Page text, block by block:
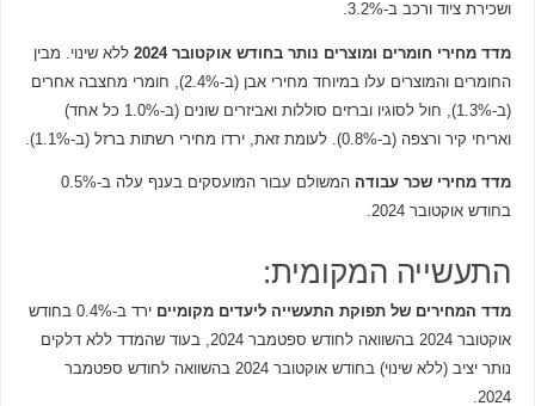
ושכירת ציוד ורכב ב-3.2%.
מדד מחירי חומרים ומוצרים נותר בחודש אוקטובר 2024
ללא שינוי. מבין
החומרים והמוצרים עלו במיוחד מחירי אבן (ב-2.4%), חומרי מחצבה אחרים
(ב-1.3%), חול לסוגיו וברזים סוללות ואביזרים שונים (ב-1.0% כל אחד)
ואריחי קיר ורצפה (ב-0.8%). לעומת זאת, ירדו מחירי רשתות ברזל (ב-1.1%).
מדד מחירי שכר עבודה
המשולם עבור המועסקים בענף עלה ב-0.5%
בחודש אוקטובר 2024.
התעשייה המקומית:
מדד המחירים של תפוקת התעשייה ליעדים מקומיים
ירד ב-0.4% בחודש
אוקטובר 2024 בהשוואה לחודש ספטמבר 2024, בעוד שהמדד ללא דלקים
נותר יציב (
ללא שינוי) בחודש אוקטובר 2024 בהשוואה לחודש ספטמבר
2024.